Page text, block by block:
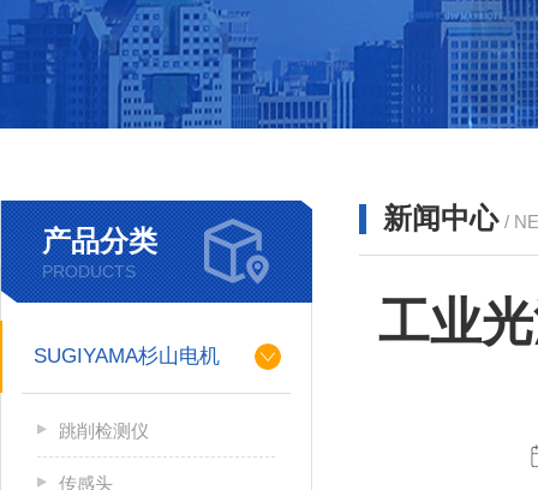
产品分类
PRODUCTS
SUGIYAMA杉山电机
跳削检测仪
传感头
新闻中心 /
工业